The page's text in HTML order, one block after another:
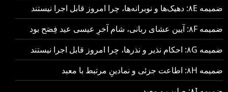
ضمیمه ۸E: دهیک‌ها و نوبرانه‌ها، چرا امروز قابل اجرا نیستند
ضمیمه ۸F: آیین عشای ربانی، شام آخرِ عیسی عید فِصَح بود
ضمیمه ۸G: احکام نذیر و نذرها، چرا امروز قابل اجرا نیستند
ضمیمه ۸H: اطاعت جزئی و نمادینِ مرتبط با معبد